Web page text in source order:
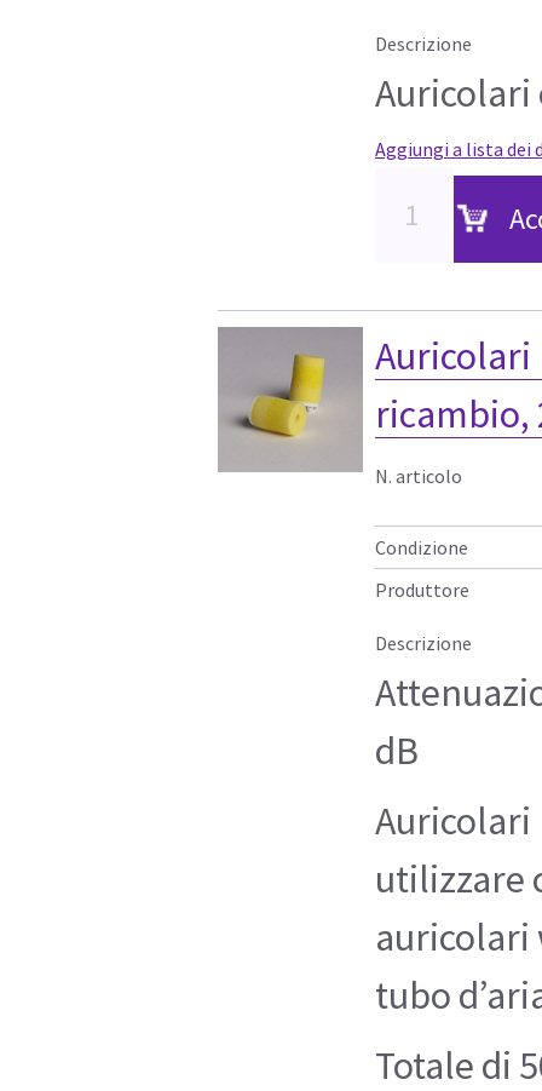
Descrizione
Auricolari
Aggiungi a lista dei
Auricolari
ricambio,
N. articolo
Condizione
Produttore
Descrizione
dB
Auricolari
utilizzare
auricolari
tubo
Totale di